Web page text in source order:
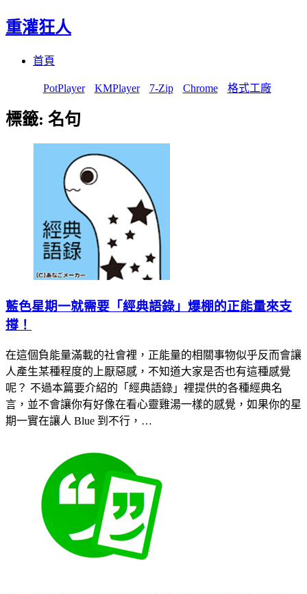
重灌狂人
首頁
PotPlayer KMPlayer 7-Zip Chrome 格式工廠
標籤: 名句
藍色星期一就需要「經典語錄」爆棚的正能量來支
撐！
在這個負能量滿載的社會裡，正能量的相關事物似乎反而會讓
人產生某種程度的上厭惡感，不知道大家是否也有這種感覺
呢？ 不過本篇要介紹的「經典語錄」裡提供的各種經典名
言，並不會讓你有好像在看心靈雞湯一樣的感覺，如果你的星
期一實在讓人 Blue 到不行，…